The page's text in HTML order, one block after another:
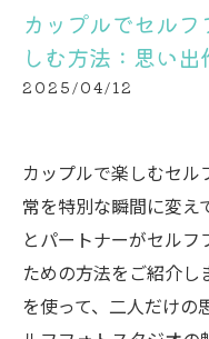
カップルでセル
しむ方法：思い
2025/04/12
カップルで楽しむセ
常を特別な瞬間に変え
とパートナーがセル
ための方法をご紹介し
を使って、二人だけの